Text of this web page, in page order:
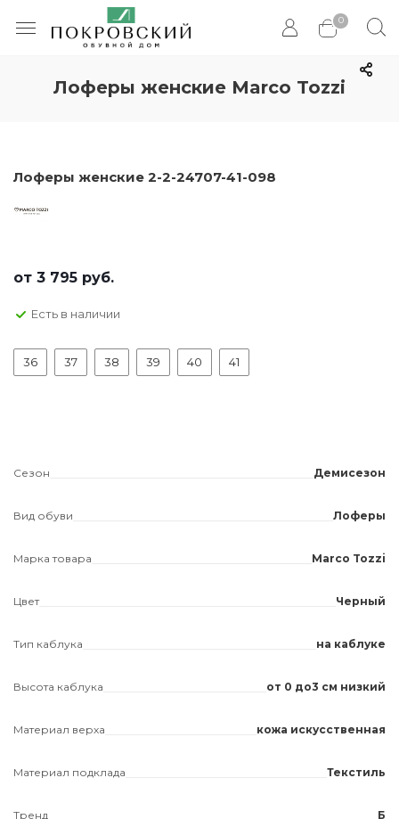
0
Лоферы женские Marco Tozzi
Лоферы женские 2-2-24707-41-098
от 3 795 руб.
Есть в наличии
36 37 38 39 40 41
Сезон Демисезон
Вид обуви Лоферы
Марка товара Marco Tozzi
Цвет Черный
Тип каблука на каблуке
Высота каблука от 0 до3 см низкий
Материал верха кожа искусственная
Материал подклада Текстиль
Тренд Б